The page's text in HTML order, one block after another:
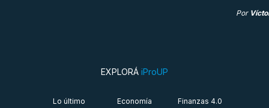
Por
EXPLORÁ iProUP
Lo último
Economía
Finanzas 4.0